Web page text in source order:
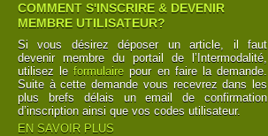
COMMENT S'INSCRIRE & DEVENIR
MEMBRE UTILISATEUR?
Si vous désirez déposer un article, il faut
devenir membre du portail de l’Intermodalité,
utilisez leformulaire pour en faire la demande.
Suite à cette demande vous recevrez dans les
plus brefs délais un email de confirmation
d’inscription ainsi que vos codes utilisateur.
EN SAVOIR PLUS